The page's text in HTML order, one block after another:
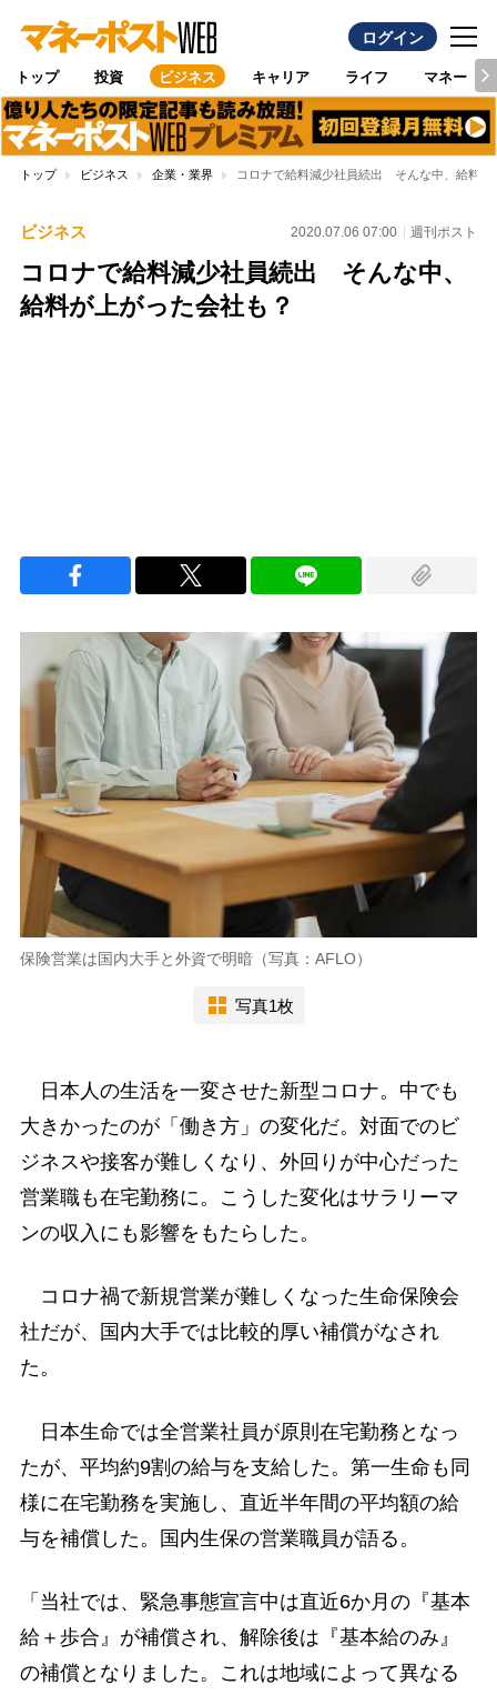
ログイン
トップ 投資 ビジネス キャリア ライフ マネー
トップ ビジネス 企業・業界 コロナで給料減少社員続出 そんな中、給料が
ビジネス 2020.07.06 07:00 週刊ポスト
コロナで給料減少社員続出 そんな中、
給料が上がった会社も？
保険営業は国内大手と外資で明暗（写真：AFLO）
写真1枚
日本人の生活を一変させた新型コロナ。中でも
大きかったのが「働き方」の変化だ。対面でのビ
ジネスや接客が難しくなり、外回りが中心だった
営業職も在宅勤務に。こうした変化はサラリーマ
ンの収入にも影響をもたらした。
コロナ禍で新規営業が難しくなった生命保険会
社だが、国内大手では比較的厚い補償がなされ
た。
日本生命では全営業社員が原則在宅勤務となっ
たが、平均約9割の給与を支給した。第一生命も同
様に在宅勤務を実施し、直近半年間の平均額の給
与を補償した。国内生保の営業職員が語る。
「当社では、緊急事態宣言中は直近6か月の『基本
給＋歩合』が補償され、解除後は『基本給のみ』
の補償となりました。これは地域によって異なる